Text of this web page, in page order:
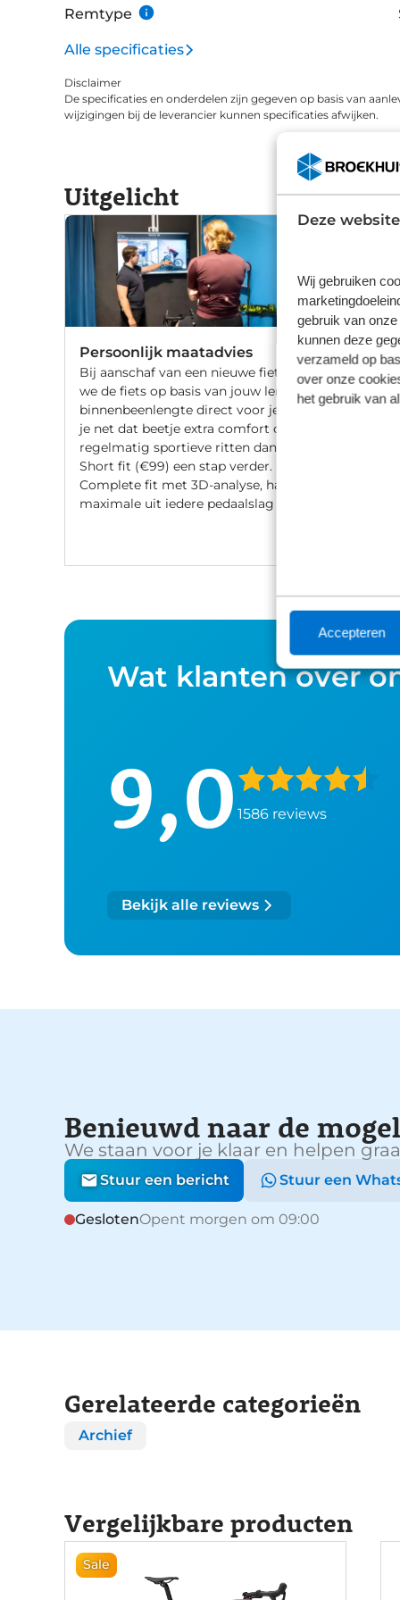
Deze
Wij gebruiken
gebruik van
kunnen deze
verzameld op
over onze
het gebruik van
Accepteren
Remtype
Alle specificaties
Disclaimer
De specificaties en onderdelen zijn gegeven op basis van
wijzigingen bij de leverancier kunnen specificaties afwijken.
Uitgelicht
Persoonlijk maatadvies
Bij aanschaf van een nieuwe fiets stellen
we de fiets op basis van jouw lengte en
binnenbeenlengte direct voor je af. Wil
je net dat beetje extra comfort of fiets je
regelmatig sportieve ritten dan gaat de
Short fit (€99) een stap verder. Met een
Complete fit met 3D-analyse, haal je het
maximale uit iedere pedaalslag (€249).
Wat klanten over
9,0 1586 reviews
Bekijk alle reviews
Benieuwd naar de
We staan voor je klaar en helpen
Stuur een bericht Stuur een
GeslotenOpent morgen om 09:00
Gerelateerde categorieën
Archief
Vergelijkbare producten
Sale